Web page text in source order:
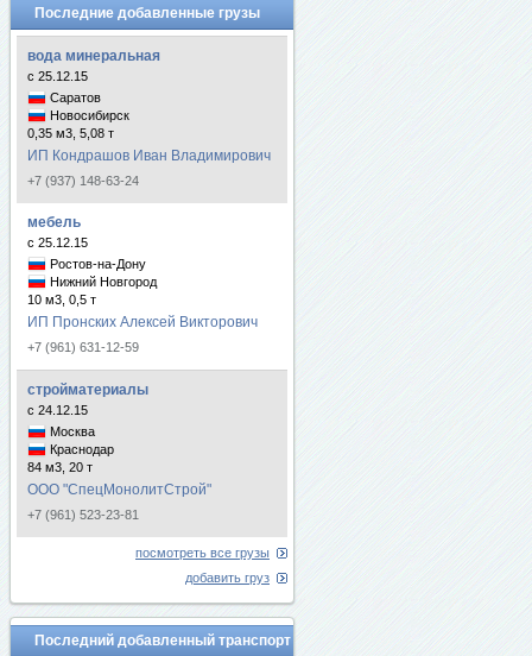
Последние добавленные грузы
вода минеральная
с 25.12.15
Саратов
Новосибирск
0,35 м3, 5,08 т
ИП Кондрашов Иван Владимирович
+7 (937) 148-63-24
мебель
с 25.12.15
Ростов-на-Дону
Нижний Новгород
10 м3, 0,5 т
ИП Пронских Алексей Викторович
+7 (961) 631-12-59
стройматериалы
с 24.12.15
Москва
Краснодар
84 м3, 20 т
ООО "СпецМонолитСтрой"
+7 (961) 523-23-81
посмотреть все грузы
добавить груз
Последний добавленный транспорт